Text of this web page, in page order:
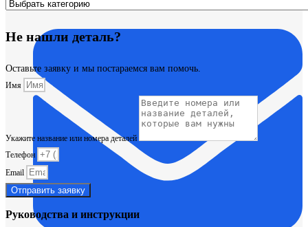
Не нашли деталь?
Оставьте заявку и мы постараемся вам помочь.
Имя
Укажите название или номера деталей
Телефон
Email
Отправить заявку
Руководства и инструкции